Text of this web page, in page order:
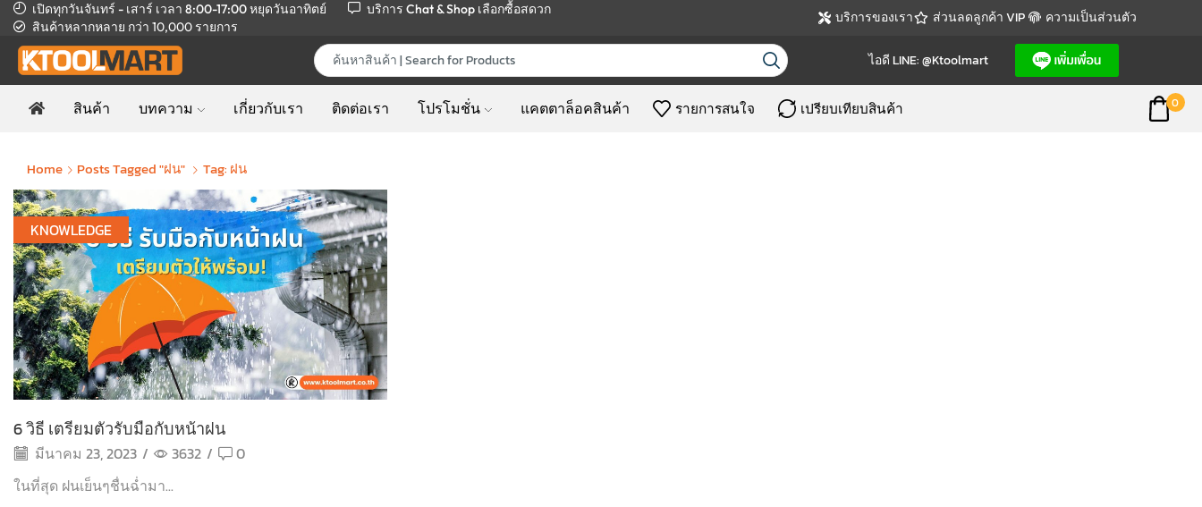
เปิดทุกวันจันทร์ - เสาร์ เวลา 8:00-17:00หยุดวันอาทิตย์ บริการ Chat & Shop เลือกซื้อสดวก
สินค้าหลากหลาย กว่า 10,000 รายการ บริการของเรา ส่วนลดลูกค้า VIP ความเป็นส่วนตัว
ไอดี LINE: @ktoolmart
สินค้า บทความ เกี่ยวกับเรา ติดต่อเรา โปรโมชั่น แคตตาล็อคสินค้า รายการสนใจ เปรียบเทียบสินค้า 0
Home Posts Tagged "ฝน" Tag: ฝน
KNOWLEDGE
6 วิธี เตรียมตัวรับมือกับหน้าฝน
มีนาคม 23, 2023 / 3632 /
0
ในที่สุด ฝนเย็นๆชื่นฉ่ำมา...